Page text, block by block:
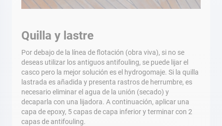
Quilla y lastre
Por debajo de la línea de flotación (obra viva), si no se
deseas utilizar los antiguos antifouling, se puede lijar el
casco pero la mejor solución es el hydrogomaje. Si la quilla
lastrada es añadida y presenta rastros de herrumbre, es
necesario eliminar el agua de la unión (secado) y
decaparla con una lijadora. A continuación, aplicar una
capa de epoxy, 5 capas de capa inferior y terminar con 2
capas de antifouling.